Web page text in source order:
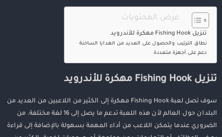
عرض المحتويات
تنزيل Fishing Hook مهكرة للأندرويد
نطاق الترتيب والحصول على العديد من الهدايا الساخنة
دعم على أجهزة متعددة
تنزيل Fishing Hook مهكرة للأندرويد
سوف تصل لعبة Fishing Hook مهكرة إلى الكثير من اللاعبين من العديد من
البلدان حول العالم لأن هذه اللعبة تدعم ما يصل إلى 16 لغة مختلفة. من
الضروري عندما يتمكن اللاعب من أداء المهمة بسهولة بالإضافة إلى قراءة